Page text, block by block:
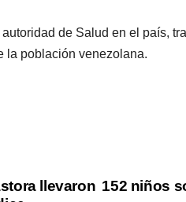
de Salud en el país,
la población venezolana.
152 niños
llevaron